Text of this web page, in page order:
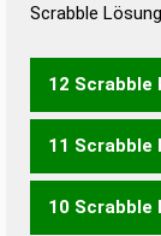
Scrabble
12 Scrabble
GLICHE
11 Scrabble
GLICH EICHEL
10 Scrabble